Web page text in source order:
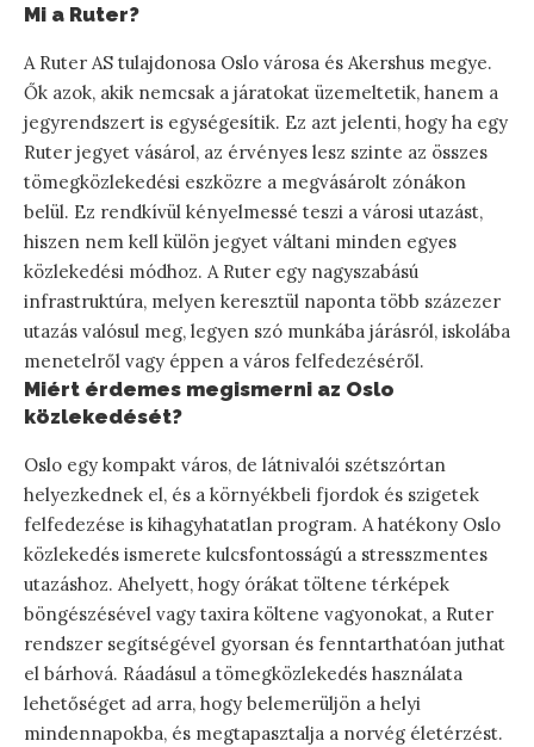
Mi a Ruter?
A Ruter AS tulajdonosa Oslo városa és Akershus megye.
Ők azok, akik nemcsak a járatokat üzemeltetik, hanem a
jegyrendszert is egységesítik. Ez azt jelenti, hogy ha egy
Ruter jegyet vásárol, az érvényes lesz szinte az összes
tömegközlekedési eszközre a megvásárolt zónákon
belül. Ez rendkívül kényelmessé teszi a városi utazást,
hiszen nem kell külön jegyet váltani minden egyes
közlekedési módhoz. A Ruter egy nagyszabású
infrastruktúra, melyen keresztül naponta több százezer
utazás valósul meg, legyen szó munkába járásról, iskolába
menetelről vagy éppen a város felfedezéséről.
Miért érdemes megismerni az Oslo
közlekedését?
Oslo egy kompakt város, de látnivalói szétszórtan
helyezkednek el, és a környékbeli fjordok és szigetek
felfedezése is kihagyhatatlan program. A hatékony Oslo
közlekedés ismerete kulcsfontosságú a stresszmentes
utazáshoz. Ahelyett, hogy órákat töltene térképek
böngészésével vagy taxira költene vagyonokat, a Ruter
rendszer segítségével gyorsan és fenntarthatóan juthat
el bárhová. Ráadásul a tömegközlekedés használata
lehetőséget ad arra, hogy belemerüljön a helyi
mindennapokba, és megtapasztalja a norvég életérzést.